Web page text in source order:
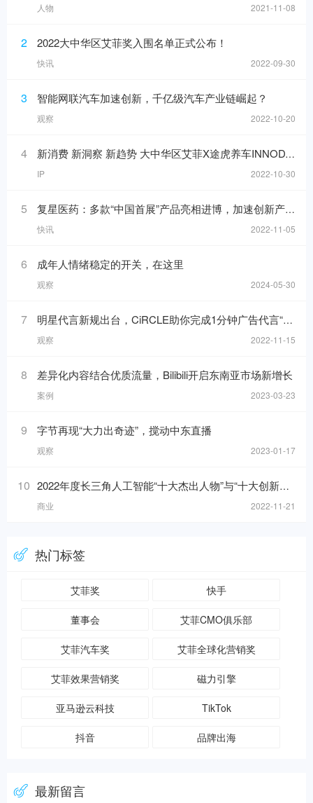
人物 2021-11-08
2 2022大中华区艾菲奖入围名单正式公布！
快讯 2022-09-30
3 智能网联汽车加速创新，千亿级汽车产业链崛起？
观察 2022-10-20
4 新消费 新洞察 新趋势 大中华区艾菲X途虎养车INNODAY圆满举办！
IP 2022-10-30
5 复星医药：多款“中国首展”产品亮相进博，加速创新产品落地
快讯 2022-11-05
6 成年人情绪稳定的开关，在这里
观察 2024-05-30
7 明星代言新规出台，CiRCLE助你完成1分钟广告代言“健康自检”
观察 2022-11-15
8 差异化内容结合优质流量，Bilibili开启东南亚市场新增长
案例 2023-03-23
9 字节再现“大力出奇迹”，搅动中东直播
观察 2023-01-17
10 2022年度长三角人工智能“十大杰出人物”与“十大创新应用”榜单发布！
商业 2022-11-21
热门标签
艾菲奖 快手
董事会 艾菲CMO俱乐部
艾菲汽车奖 艾菲全球化营销奖
艾菲效果营销奖 磁力引擎
亚马逊云科技 TikTok
抖音 品牌出海
最新留言